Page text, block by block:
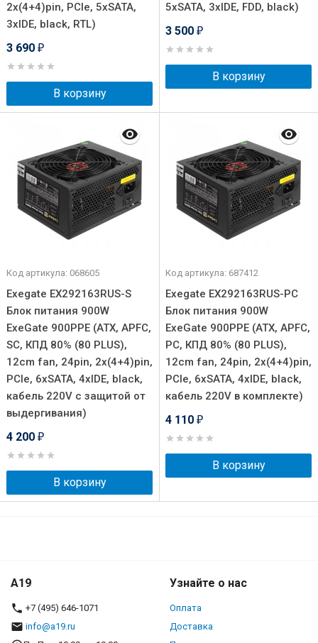
2x(4+4)pin, PCIe, 5xSATA,
3xIDE, black, RTL)
3 690 ₽
В корзину
5xSATA, 3xIDE, FDD, black)
3 500 ₽
В корзину
Код артикула: 068605
Exegate EX292163RUS-S
Блок питания 900W
ExeGate 900PPE (ATX, APFC,
SC, КПД 80% (80 PLUS),
12cm fan, 24pin, 2x(4+4)pin,
PCIe, 6xSATA, 4xIDE, black,
кабель 220V с защитой от
выдергивания)
4 200 ₽
В корзину
Код артикула: 687412
Exegate EX292163RUS-PC
Блок питания 900W
ExeGate 900PPE (ATX, APFC,
PC, КПД 80% (80 PLUS),
12cm fan, 24pin, 2x(4+4)pin,
PCIe, 6xSATA, 4xIDE, black,
кабель 220V в комплекте)
4 110 ₽
В корзину
A19
+7 (495) 646-1071
info@a19.ru
Узнайте о нас
Оплата
Доставка